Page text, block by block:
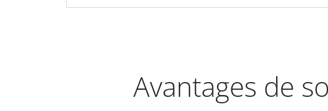
Avantages de